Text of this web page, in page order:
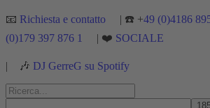
Vai
contenuto
📧 Richiesta e contatto | ☎️ +49 (0)4186
(0)179 397 876 1
| ❤️ SOCIALE
| 🎶 DJ GerreG su Spotify
Cerca: